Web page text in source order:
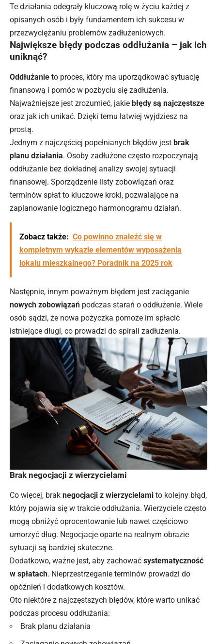
Te działania odegrały kluczową rolę w życiu każdej z
opisanych osób i były fundamentem ich sukcesu w
przezwyciężaniu problemów zadłużeniowych.
Największe błędy podczas oddłużania – jak ich
uniknąć?
Oddłużanie to proces, który ma uporządkować sytuację
finansową i pomóc w pozbyciu się zadłużenia.
Najważniejsze jest zrozumieć, jakie błędy są najczęstsze
oraz jak ich unikać. Dzięki temu łatwiej wyjdziesz na
prostą.
Jednym z najczęściej popełnianych błędów jest brak
planu działania. Osoby zadłużone często rozpoczynają
oddłużanie bez dokładnej analizy swojej sytuacji
finansowej. Sporządzenie listy zobowiązań oraz
terminów spłat to kluczowe kroki, pozwalające na
zaplanowanie logicznego harmonogramu działań.
Zobacz także: Co powinno znaleźć się w
kompletnym wykazie elementów wyposażenia
lokalu mieszkalnego? Poradnik na 2025 rok
Następnie, innym poważnym błędem jest zaciąganie
nowych zobowiązań podczas starań o oddłużenie. Wiele
osób sądzi, że nowa pożyczka pomoże im spłacić
istniejące długi, co prowadzi do spirali zadłużenia.
Brak negocjacji z wierzycielami
Co więcej, brak negocjacji z wierzycielami to kolejny błąd,
który pojawia się w trakcie oddłużania. Wierzyciele często
mogą obniżyć oprocentowanie lub nawet częściowo
umorzyć dług. Negocjacje oparte na realnym obrazie
sytuacji są bardziej skuteczne.
Dodatkowo, ważne jest, aby zachować systematyczność
w spłatach. Nieprzestrzeganie terminów prowadzi do
opóźnień i dodatkowych kosztów.
Oto niektóre z najczęstszych błędów, które warto unikać
podczas procesu oddłużania:
Brak planu działania